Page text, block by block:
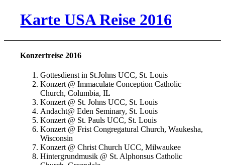
Karte USA Reise 2016
Konzertreise 2016
Gottesdienst in St.Johns UCC, St. Louis
Konzert @ Immaculate Conception Catholic
Church, Columbia, IL
Konzert @ St. Johns UCC, St. Louis
Andacht@ Eden Seminary, St. Louis
Konzert @ St. Pauls UCC, St. Louis
Konzert @ Frist Congregatural Church, Waukesha,
Wisconsin
Konzert @ Christ Church UCC, Milwaukee
Hintergrundmusik @ St. Alphonsus Catholic